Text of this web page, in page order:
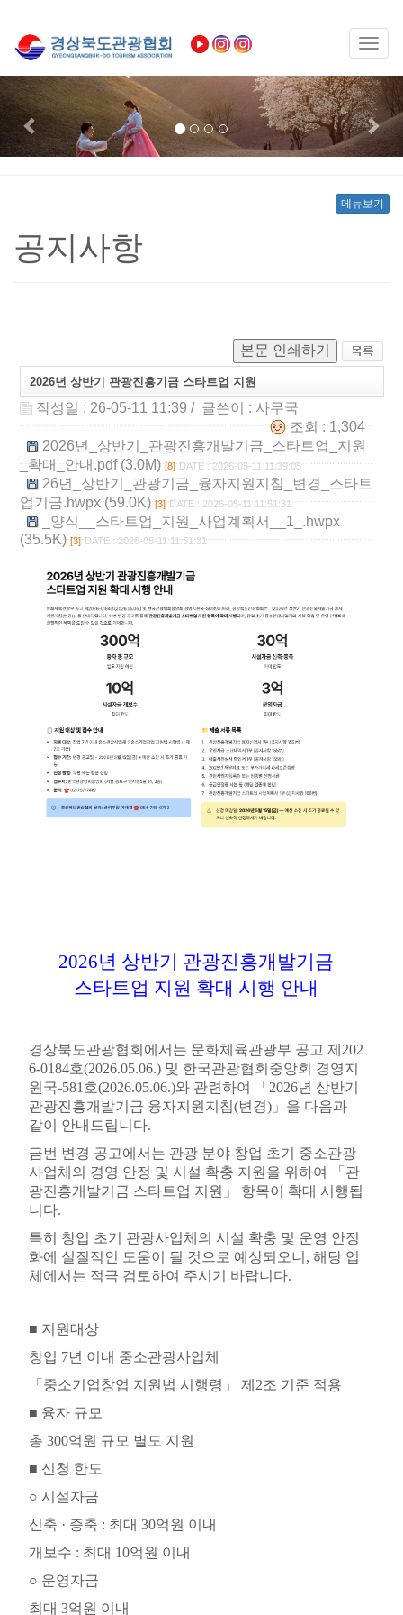
Previous
메뉴보기
공지사항
본문 인쇄하기
2026년 상반기 관광진흥기금 스타트업 지원
작성일 : 26-05-11 11:39 / 글쓴이 : 사무국
조회 : 1,304
2026년_상반기_관광진흥개발기금_스타트업_지원
_확대_안내.pdf (3.0M) [8] DATE : 2026-05-11 11:39:05
26년_상반기_관광기금_융자지원지침_변경_스타트
업기금.hwpx (59.0K) [3] DATE : 2026-05-11 11:51:31
_양식__스타트업_지원_사업계획서__1_.hwpx
(35.5K) [3] DATE : 2026-05-11 11:51:31
2026년 상반기 관광진흥개발기금
스타트업 지원 확대 시행 안내
경상북도관광협회에서는 문화체육관광부 공고 제 202
6-0184호(2026.05.06.) 및 한국관광협회중앙회 경영지
원국-581 호(2026.05.06.)와 관련하여 「 2026년 상반기
관광진흥개발기금 융자지원지침(변경)」 을 다음과
같이 안내드립니다.
금번 변경 공고에서는 관광 분야 창업 초기 중소관광
사업체의 경영 안정 및 시설 확충 지원을 위하여
「 관
광진흥개발기금 스타트업 지원 」 항목이 확대 시행됩
니다.
특히 창업 초기 관광사업체의 시설 확충 및 운영 안정
화에 실질적인 도움이 될 것으로 예상되오니 , 해당 업
체에서는 적극 검토하여 주시기 바랍니다.
■ 지원대상
창업 7년 이내 중소관광사업체
「 중소기업창업 지원법 시행령 」 제 2조 기준 적용
■ 융자 규모
총 300억원 규모 별도 지원
■ 신청 한도
○ 시설자금
신축 · 증축 : 최대 30억원 이내
개보수 : 최대 10억원 이내
○ 운영자금
최대 3억원 이내